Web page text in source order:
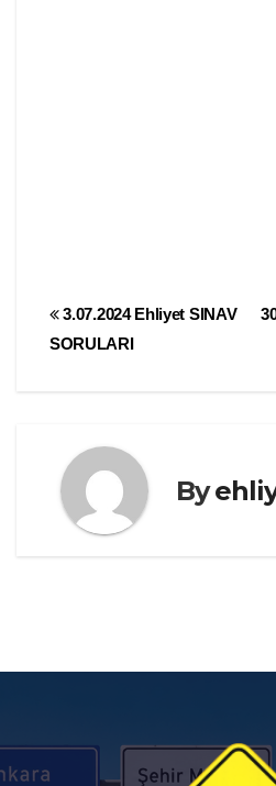
Yazı
3.07.2024 Ehliyet SINAV
SORULARI
By